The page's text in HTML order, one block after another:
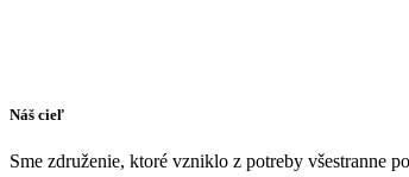
Náš cieľ
Sme združenie, ktoré vzniklo z potreby všestranne